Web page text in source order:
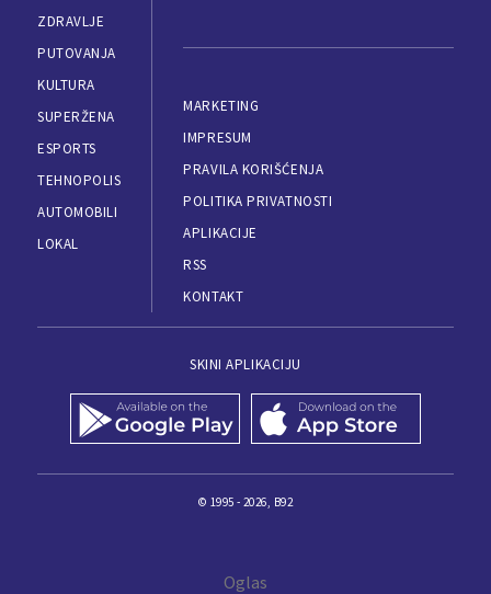
ZDRAVLJE
PUTOVANJA
KULTURA
SUPERŽENA
ESPORTS
TEHNOPOLIS
AUTOMOBILI
LOKAL
MARKETING
IMPRESUM
PRAVILA KORIŠĆENJA
POLITIKA PRIVATNOSTI
APLIKACIJE
RSS
KONTAKT
SKINI APLIKACIJU
© 1995 - 2026, B92